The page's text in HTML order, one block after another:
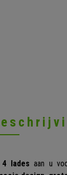
4 lades aan u